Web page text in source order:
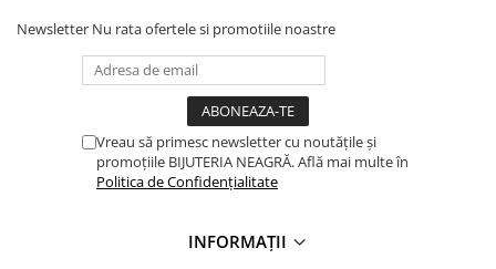
Newsletter Nu rata ofertele si promotiile noastre
Vreau să primesc newsletter cu noutățile și
promoțiile BIJUTERIA NEAGRĂ. Află mai multe în
Politica de Confidențialitate
INFORMAȚII